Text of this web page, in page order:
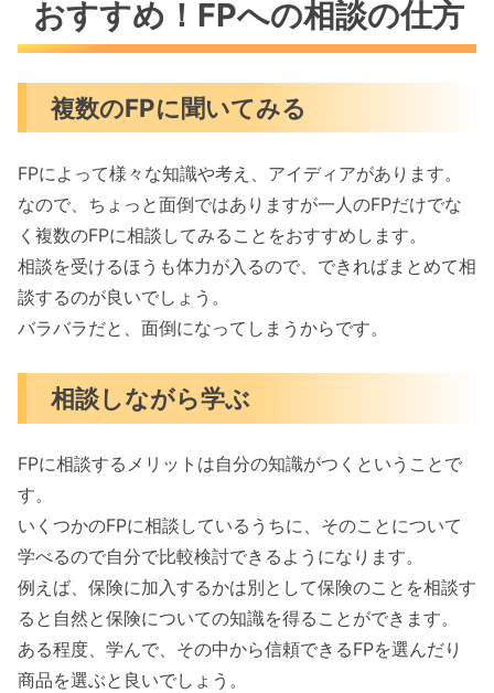
おすすめ！FPへの相談の仕方
複数のFPに聞いてみる
FPによって様々な知識や考え、アイディアがあります。
なので、ちょっと面倒ではありますが一人のFPだけでな
く複数のFPに相談してみることをおすすめします。
相談を受けるほうも体力が入るので、できればまとめて相
談するのが良いでしょう。
バラバラだと、面倒になってしまうからです。
相談しながら学ぶ
FPに相談するメリットは自分の知識がつくということで
す。
いくつかのFPに相談しているうちに、そのことについて
学べるので自分で比較検討できるようになります。
例えば、保険に加入するかは別として保険のことを相談す
ると自然と保険についての知識を得ることができます。
ある程度、学んで、その中から信頼できるFPを選んだり
商品を選ぶと良いでしょう。